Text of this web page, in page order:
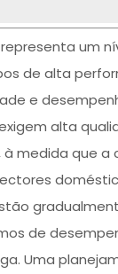
representa um
de alta
e
alta
medida que a
de
Uma